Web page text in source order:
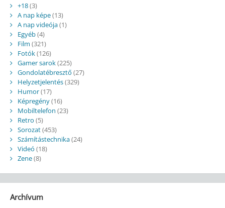
+18(3)
A nap képe(13)
A nap videója(1)
Egyéb(4)
Film (321)
Fotók(126)
Gamer sarok(225)
Gondolatébresztő (27)
Helyzetjelentés(329)
Humor(17)
Képregény(16)
Mobiltelefon (23)
Retro (5)
Sorozat(453)
Számítástechnika(24)
Videó (18)
Zene(8)
Archívum